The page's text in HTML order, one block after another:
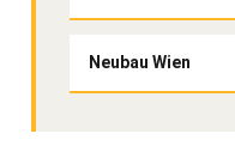
Neubau Wien